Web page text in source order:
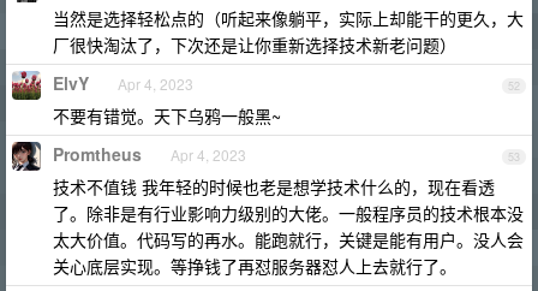
当然是选择轻松点的（听起来像躺平，实际上却能干的更久，大
厂很快淘汰了，下次还是让你重新选择技术新老问题）
52
ElvY Apr 4, 2023
不要有错觉。天下乌鸦一般黑~
53
Promtheus Apr 4, 2023
技术不值钱 我年轻的时候也老是想学技术什么的，现在看透
了。除非是有行业影响力级别的大佬。一般程序员的技术根本没
太大价值。代码写的再水。能跑就行，关键是能有用户。没人会
关心底层实现。等挣钱了再怼服务器怼人上去就行了。